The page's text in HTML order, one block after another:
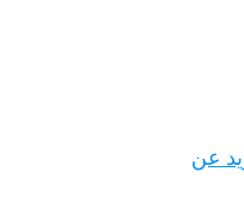
عن